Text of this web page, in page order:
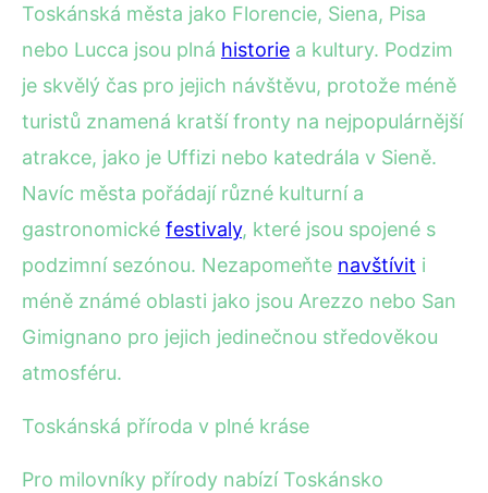
Toskánská města jako Florencie, Siena, Pisa
nebo Lucca jsou plná historie a kultury. Podzim
je skvělý čas pro jejich návštěvu, protože méně
turistů znamená kratší fronty na nejpopulárnější
atrakce, jako je Uffizi nebo katedrála v Sieně.
Navíc města pořádají různé kulturní a
gastronomické festivaly, které jsou spojené s
podzimní sezónou. Nezapomeňte navštívit i
méně známé oblasti jako jsou Arezzo nebo San
Gimignano pro jejich jedinečnou středověkou
atmosféru.
Toskánská příroda v plné kráse
Pro milovníky přírody nabízí Toskánsko